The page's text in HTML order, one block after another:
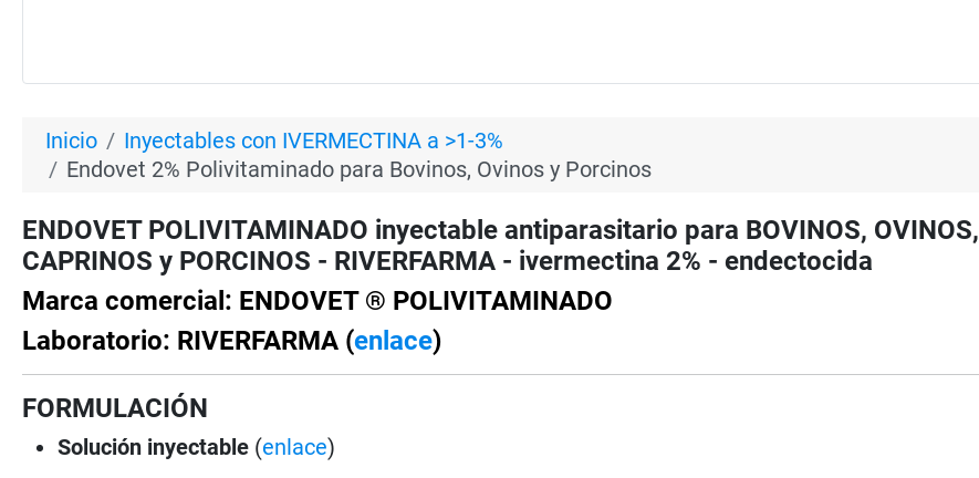
Inicio
Inyectables con IVERMECTINA a >1-3%
Endovet 2% Polivitaminado para Bovinos, Ovinos y Porcinos
ENDOVET POLIVITAMINADO inyectable antiparasitario para BOVINOS, OVINOS,
CAPRINOS y PORCINOS - RIVERFARMA - ivermectina 2% - endectocida
Marca comercial: ENDOVET ® POLIVITAMINADO
Laboratorio: RIVERFARMA (enlace)
FORMULACIÓN
Solución inyectable (enlace)